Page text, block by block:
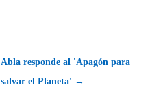
Abla responde al 'Apagón para
salvar el Planeta' →